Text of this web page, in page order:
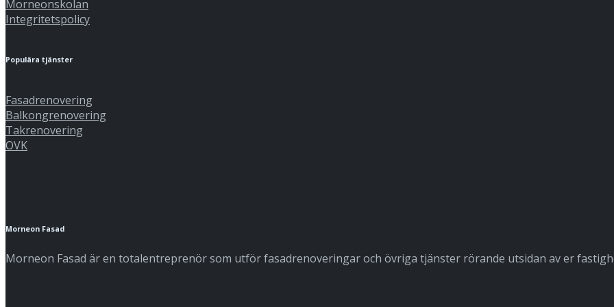
Morneonskolan
Integritetspolicy
Populära tjänster
Fasadrenovering
Balkongrenovering
Takrenovering
OVK
Morneon Fasad
Morneon Fasad är en totalentreprenör som utför fasadrenoveringar och övriga tjänster rörande utsidan av er